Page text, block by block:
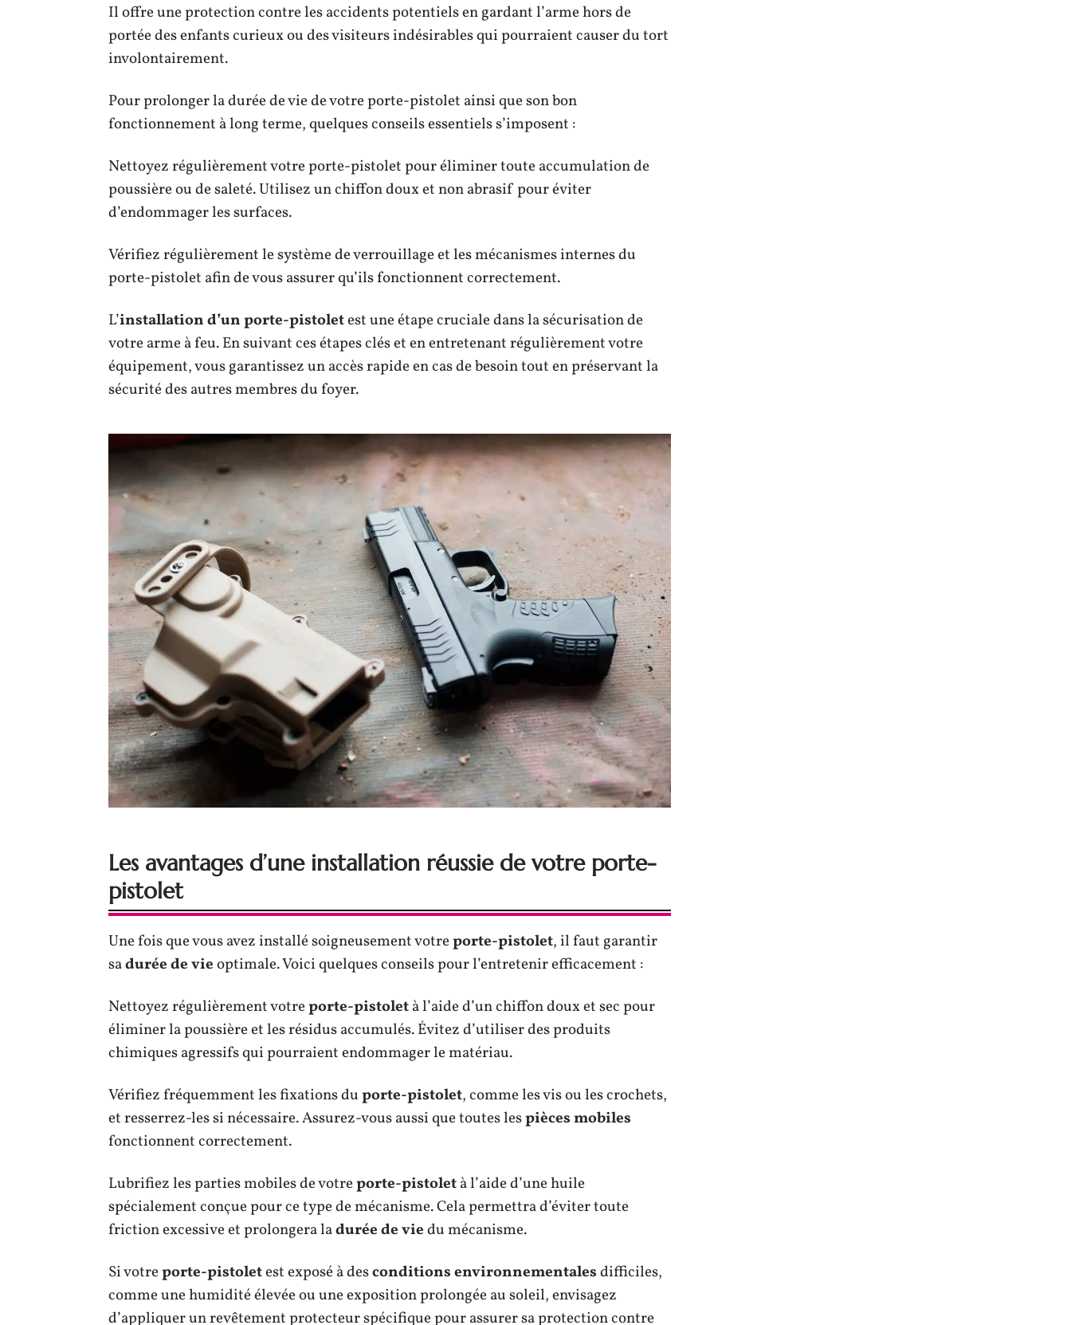
Il offre une protection contre les accidents potentiels en gardant l’arme hors de
portée des enfants curieux ou des visiteurs indésirables qui pourraient causer du tort
involontairement.
Pour prolonger la durée de vie de votre porte-pistolet ainsi que son bon
fonctionnement à long terme, quelques conseils essentiels s’imposent :
Nettoyez régulièrement votre porte-pistolet pour éliminer toute accumulation de
poussière ou de saleté. Utilisez un chiffon doux et non abrasif pour éviter
d’endommager les surfaces.
Vérifiez régulièrement le système de verrouillage et les mécanismes internes du
porte-pistolet afin de vous assurer qu’ils fonctionnent correctement.
L’installation d’un porte-pistoletest une étape cruciale dans la sécurisation de
votre arme à feu. En suivant ces étapes clés et en entretenant régulièrement votre
équipement, vous garantissez un accès rapide en cas de besoin tout en préservant la
sécurité des autres membres du foyer.
Les avantages d’une installation réussie de votre porte-
pistolet
Une fois que vous avez installé soigneusement votreporte-pistolet, il faut garantir
sadurée de vieoptimale. Voici quelques conseils pour l’entretenir efficacement :
Nettoyez régulièrement votreporte-pistoletà l’aide d’un chiffon doux et sec pour
éliminer la poussière et les résidus accumulés. Évitez d’utiliser des produits
chimiques agressifs qui pourraient endommager le matériau.
Vérifiez fréquemment les fixations duporte-pistolet, comme les vis ou les crochets,
et resserrez-les si nécessaire. Assurez-vous aussi que toutes lespièces mobiles
fonctionnent correctement.
Lubrifiez les parties mobiles de votreporte-pistoletà l’aide d’une huile
spécialement conçue pour ce type de mécanisme. Cela permettra d’éviter toute
friction excessive et prolongera ladurée de viedu mécanisme.
Si votreporte-pistoletest exposé à desconditions environnementalesdifficiles,
comme une humidité élevée ou une exposition prolongée au soleil, envisagez
d’appliquer un revêtement protecteur spécifique pour assurer sa protection contre